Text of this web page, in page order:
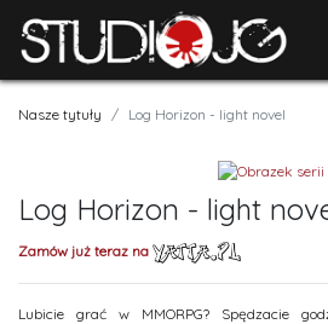
Nasze tytuły Log Horizon - light novel
Log Horizon - light
Zamów już teraz na
Lubicie grać w MMORPG? Spędzacie